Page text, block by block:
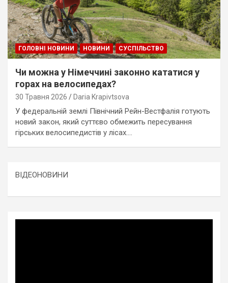
ГОЛОВНІ НОВИНИ НОВИНИ СУСПІЛЬСТВО
Чи можна у Німеччині законно кататися у
горах на велосипедах?
30 Травня 2026 Daria Krapivtsova
У федеральній землі Північний Рейн-Вестфалія готують
новий закон, який суттєво обмежить пересування
гірських велосипедистів у лісах.…
ВІДЕОНОВИНИ